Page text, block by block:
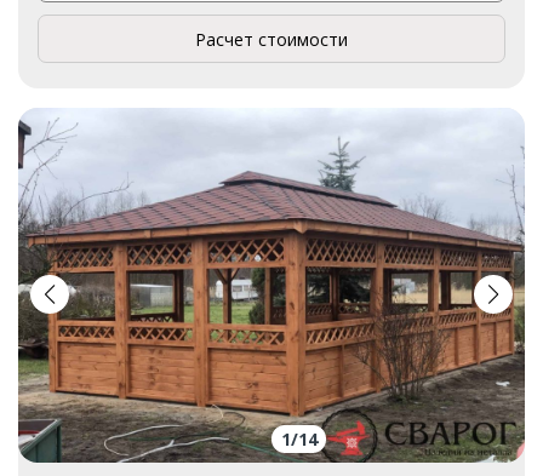
Расчет стоимости
1/14